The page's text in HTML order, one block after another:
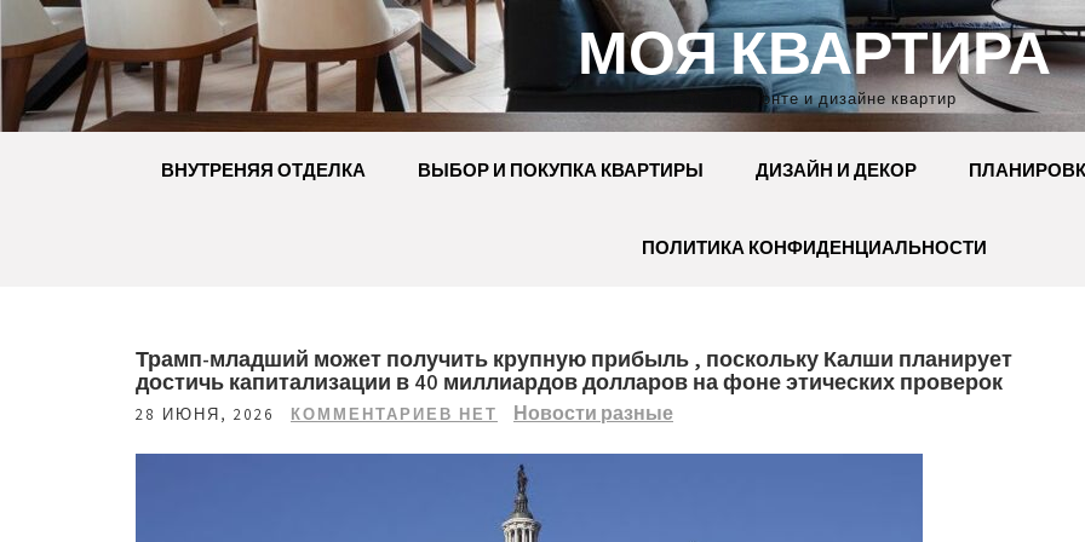
Перейти
к
содержимому
МОЯ КВАРТИРА
Сайт о ремонте и дизайне квартир
ВНУТРЕНЯЯ ОТДЕЛКА ВЫБОР И ПОКУПКА КВАРТИРЫ ДИЗАЙН И ДЕКОР
ПОЛИТИКА КОНФИДЕНЦИАЛЬНОСТИ
Трамп-младший может получить крупную прибыль , поскольку Калши планирует
достичь капитализации в 40 миллиардов долларов на фоне этических проверок
28 ИЮНЯ, 2026 КОММЕНТАРИЕВ НЕТ Новости разные